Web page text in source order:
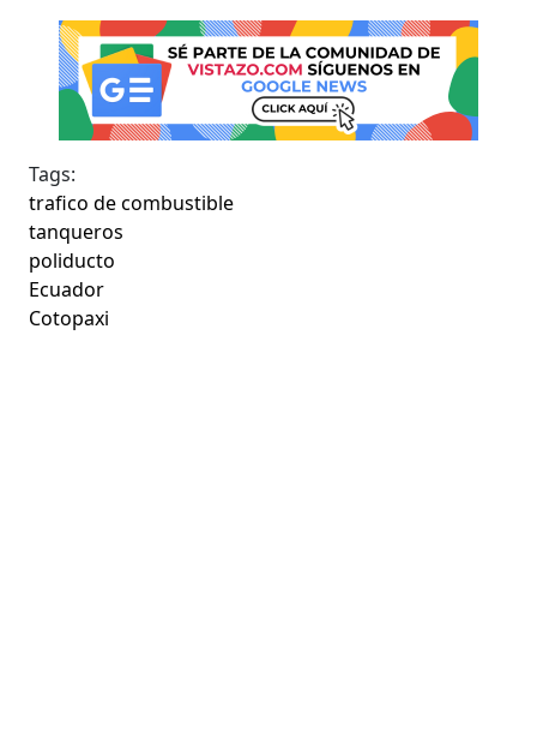
Tags:
trafico de combustible
tanqueros
poliducto
Ecuador
Cotopaxi